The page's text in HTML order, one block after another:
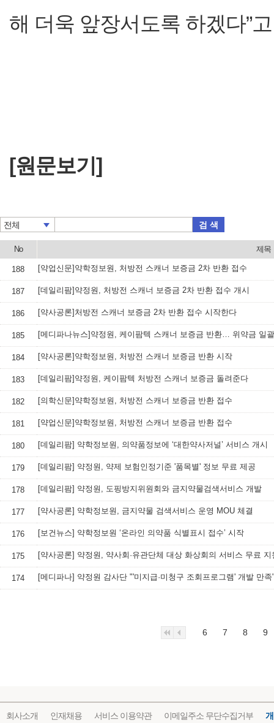
해 더욱 앞장서도록 하겠다”
[원문보기]
전체 검 색
No 제목
188 [약업신문]약학정보원, 처방전 스캐너 보증금 2차 반환 접수
187 [데일리팜]약정원, 처방전 스캐너 보증금 2차 반환 접수 개시
186 [약사공론]처방전 스캐너 보증금 2차 반환 접수 시작한다
185 [메디파나뉴스]약정원, 케이팜텍 스캐너 보증금 반환… 위약금 일
184 [약사공론]약학정보원, 처방전 스캐너 보증금 반환 시작
183 [데일리팜]약정원, 케이팜텍 처방전 스캐너 보증금 돌려준다
182 [의학신문]약학정보원, 처방전 스캐너 보증금 반환 접수
181 [약업신문]약학정보원, 처방전 스캐너 보증금 반환 접수
180 [데일리팜] 약학정보원, 의약품정보에 ‘대한약사저널’ 서비스 개시
179 [데일리팜] 약정원, 약제 보험인정기준 '품목별' 정보 무료 제공
178 [데일리팜] 약정원, 도핑방지위원회와 금지약물검색서비스 개발
177 [약사공론] 약학정보원, 금지약물 검색서비스 운영 MOU 체결
176 [보건뉴스] 약학정보원 ‘온라인 의약품 식별표시 접수’ 시작
175 [약사공론] 약정원, 약사회·유관단체 대상 화상회의 서비스 무료 지
174 [메디파나] 약정원 감사단 "'미지급·미청구 조회프로그램' 개발 만족
6 7 8 9
회사소개 인재채용 서비스 이용약관 이메일주소 무단수집거부